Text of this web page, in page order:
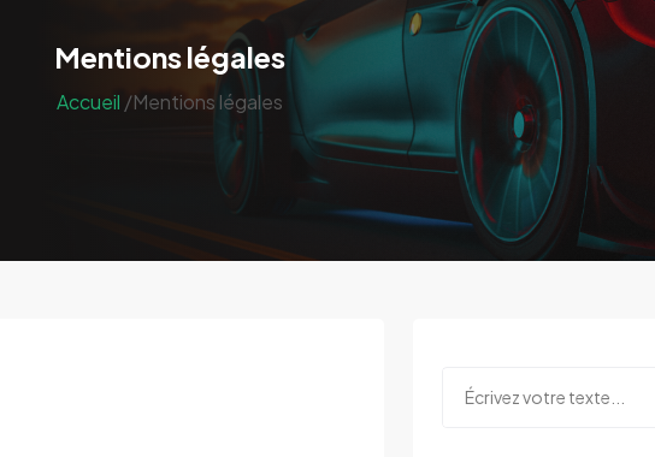
Mentions légales
Accueil /Mentions légales